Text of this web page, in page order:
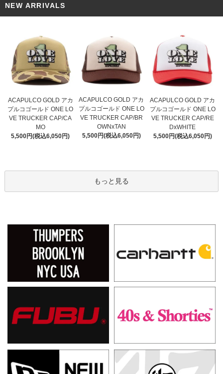
NEW ARRIVALS
ACAPULCO GOLD アカ
プルコゴールド ONE LO
VE TRUCKER CAP/CA
MO
5,500円(税込6,050円)
ACAPULCO GOLD アカ
プルコゴールド ONE LO
VE TRUCKER CAP/BR
OWNxTAN
5,500円(税込6,050円)
ACAPULCO GOLD アカ
プルコゴールド ONE LO
VE TRUCKER CAP/RE
DxWHITE
5,500円(税込6,050円)
もっと見る